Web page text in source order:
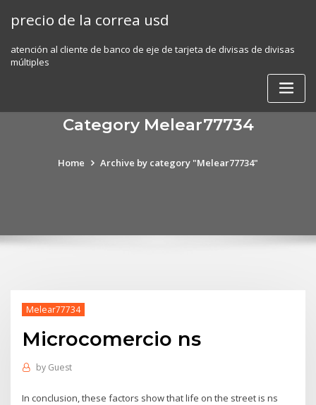
precio de la correa usd
atención al cliente de banco de eje de tarjeta de divisas de divisas
múltiples
Category Melear77734
Home Archive by category "Melear77734"
Melear77734
Microcomercio ns
by Guest
In conclusion, these factors show that life on the street is ns